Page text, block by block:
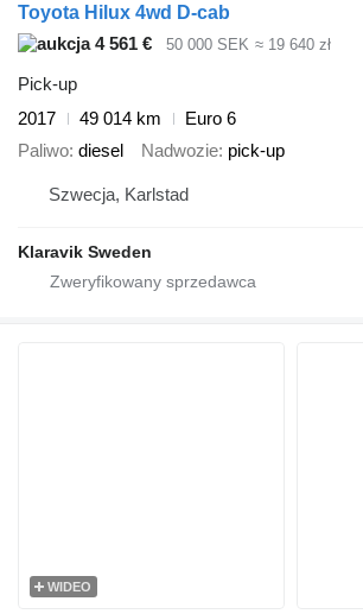
Toyota Hilux 4wd D-cab
4 561 €
50 000 SEK ≈ 19 640 zł
Pick-up
2017
49 014 km
Euro 6
Paliwo diesel Nadwozie pick-up
Szwecja, Karlstad
Klaravik Sweden
WIDEO